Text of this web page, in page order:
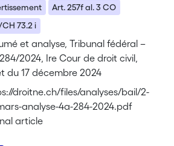
Art. 257f al. 3 CO
73.2 i
et analyse, Tribunal fédéral –
2024, Ire Cour de droit civil,
du 17 décembre 2024
droitne.ch/files/analyses/bail/2-
analyse-4a-284-2024.pdf
article